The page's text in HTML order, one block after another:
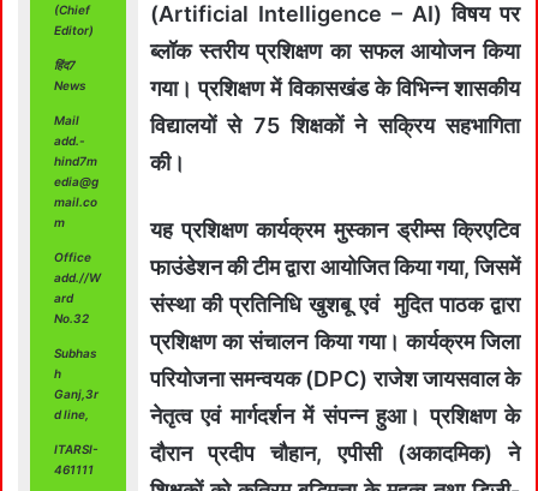
(Chief
Editor)
हिंद7
News
Mail
add.-
hind7m
edia@g
mail.co
m
Office
add.//W
ard
No.32
Subhas
h
Ganj,3r
d line,
ITARSI-
461111
(Artificial Intelligence – AI) विषय पर
ब्लॉक स्तरीय प्रशिक्षण का सफल आयोजन किया
गया। प्रशिक्षण में विकासखंड के विभिन्न शासकीय
विद्यालयों से 75 शिक्षकों ने सक्रिय सहभागिता
की।
यह प्रशिक्षण कार्यक्रम मुस्कान ड्रीम्स क्रिएटिव
फाउंडेशन की टीम द्वारा आयोजित किया गया, जिसमें
संस्था की प्रतिनिधि खुशबू एवं मुदित पाठक द्वारा
प्रशिक्षण का संचालन किया गया। कार्यक्रम जिला
परियोजना समन्वयक (DPC) राजेश जायसवाल के
नेतृत्व एवं मार्गदर्शन में संपन्न हुआ। प्रशिक्षण के
दौरान प्रदीप चौहान, एपीसी (अकादमिक) ने